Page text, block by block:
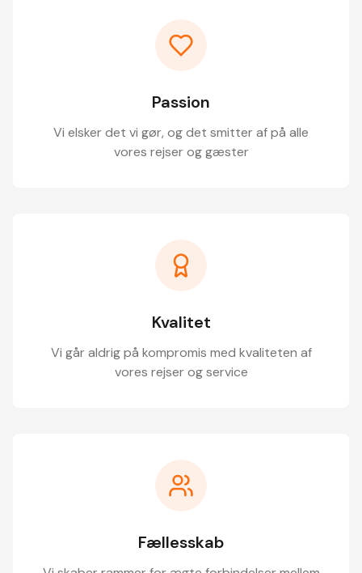
Passion
Vi elsker det vi gør, og det smitter af på alle
vores rejser og gæster
Kvalitet
Vi går aldrig på kompromis med kvaliteten af
vores rejser og service
Fællesskab